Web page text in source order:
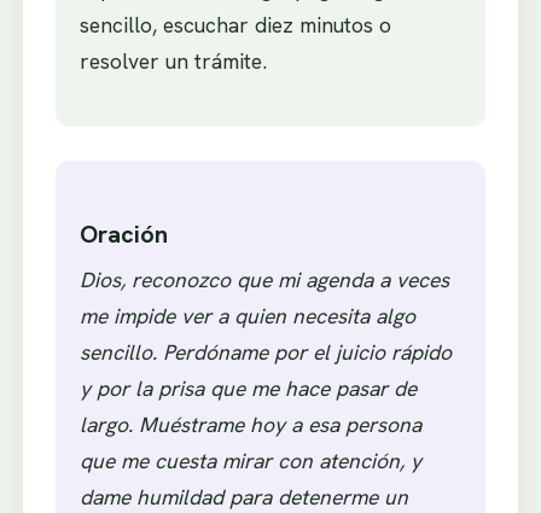
sencillo, escuchar diez minutos o
resolver un trámite.
Oración
Dios, reconozco que mi agenda a veces
me impide ver a quien necesita algo
sencillo. Perdóname por el juicio rápido
y por la prisa que me hace pasar de
largo. Muéstrame hoy a esa persona
que me cuesta mirar con atención, y
dame humildad para detenerme un